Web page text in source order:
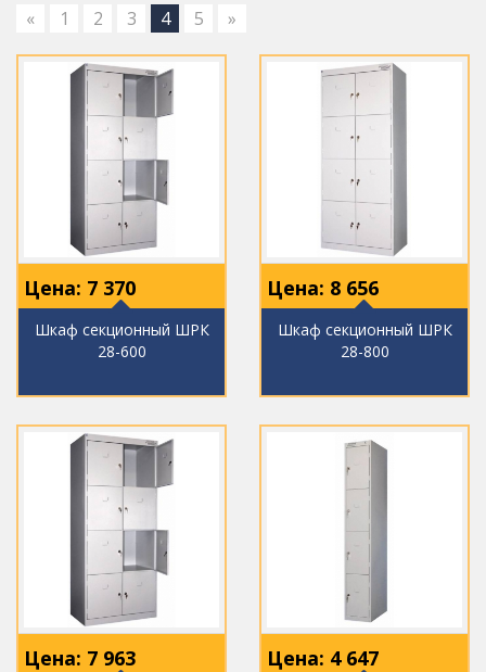
« 1 2 3 4 5 »
Цена: 7 370
Шкаф секционный ШРК
28-600
Цена: 8 656
Шкаф секционный ШРК
28-800
Цена: 7 963 Цена: 4 647